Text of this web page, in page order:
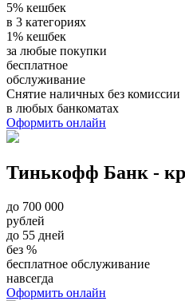
5% кешбек
в 3 категориях
1% кешбек
за любые покупки
бесплатное
обслуживание
Снятие наличных без комиссии
в любых банкоматах
Оформить онлайн
Тинькофф Банк -
до 700 000
рублей
до 55 дней
без %
бесплатное обслуживание
навсегда
Оформить онлайн